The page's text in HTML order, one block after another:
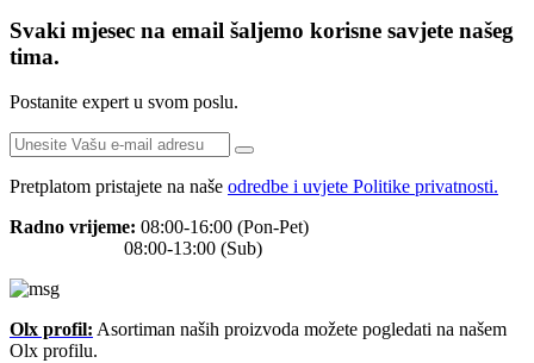
Svaki mjesec na email šaljemo korisne savjete našeg
tima.
Postanite expert u svom poslu.
Pretplatom pristajete na naše odredbe i uvjete Politike privatnosti.
Radno vrijeme: 08:00-16:00 (Pon-Pet)
08:00-13:00 (Sub)
Olx profil: Asortiman naših proizvoda možete pogledati na našem
Olx profilu.